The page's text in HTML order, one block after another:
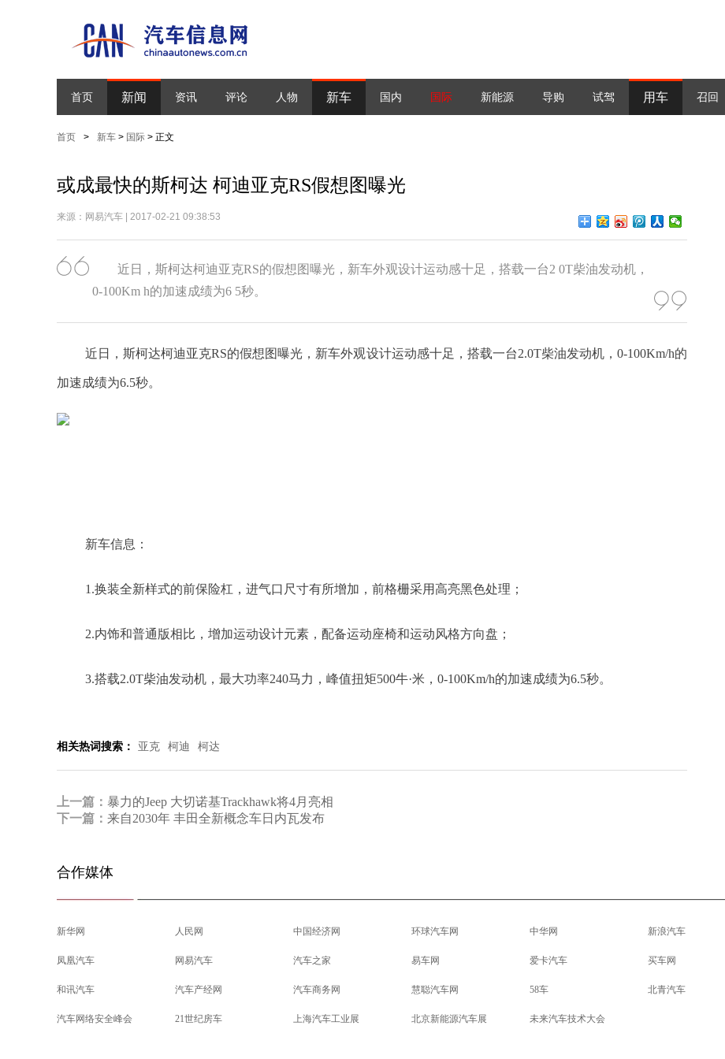
首页 新闻 资讯 评论 人物 新车 国内 国际 新能源 导购 试驾 用车 召回
首页 > 新车 > 国际 > 正文
或成最快的斯柯达 柯迪亚克RS假想图曝光
来源：网易汽车 | 2017-02-21 09:38:53
近日，斯柯达柯迪亚克RS的假想图曝光，新车外观设计运动感十足，搭载一台2 0T柴油发动机，
0-100Km h的加速成绩为6 5秒。
近日，斯柯达柯迪亚克RS的假想图曝光，新车外观设计运动感十足，搭载一台2.0T柴油发动机，0-100Km/h的
加速成绩为6.5秒。
​新车信息：
1.换装全新样式的前保险杠，进气口尺寸有所增加，前格栅采用高亮黑色处理；
2.内饰和普通版相比，增加运动设计元素，配备运动座椅和运动风格方向盘；
3.搭载2.0T柴油发动机，最大功率240马力，峰值扭矩500牛·米，0-100Km/h的加速成绩为6.5秒。
相关热词搜索： 亚克 柯迪 柯达
上一篇： 暴力的Jeep 大切诺基Trackhawk将4月亮相
下一篇： 来自2030年 丰田全新概念车日内瓦发布
合作媒体
新华网 人民网 中国经济网 环球汽车网 中华网 新浪汽车
凤凰汽车 网易汽车 汽车之家 易车网 爱卡汽车 买车网
和讯汽车 汽车产经网 汽车商务网 慧聪汽车网 58车 北青汽车
汽车网络安全峰会 21世纪房车 上海汽车工业展 北京新能源汽车展 未来汽车技术大会